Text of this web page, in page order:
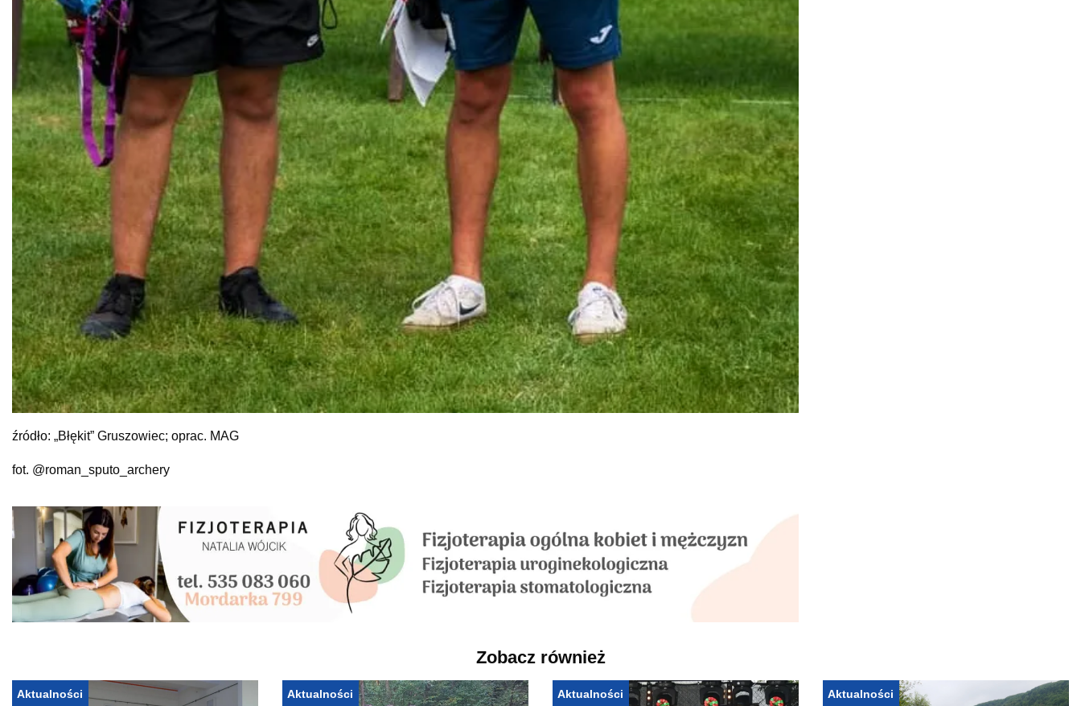
źródło: „Błękit” Gruszowiec; oprac. MAG
fot. @roman_sputo_archery
Zobacz również
Aktualności Aktualności Aktualności Aktualności